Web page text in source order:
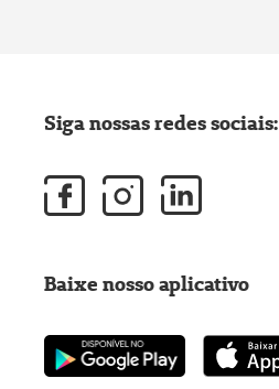
Siga nossas redes sociais:
Baixe nosso aplicativo